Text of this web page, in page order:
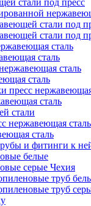
стали под
стали под
сталь
сталь
сталь
сталь
пресс
сталь
стали
нержавеющая сталь
сталь
и фитинги к
белые
серые Чехия
труб
труб